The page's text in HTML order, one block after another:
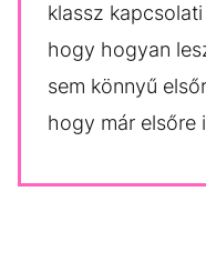
klassz
hogy hogyan
sem könnyű
hogy már elsőre